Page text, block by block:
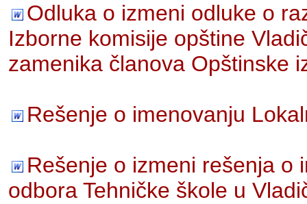
Odluka o izmeni odluke o
Izborne komisije opštine
zamenika članova Opštinske
Rešenje o imenovanju
Rešenje o izmeni rešenja o
odbora Tehničke škole u